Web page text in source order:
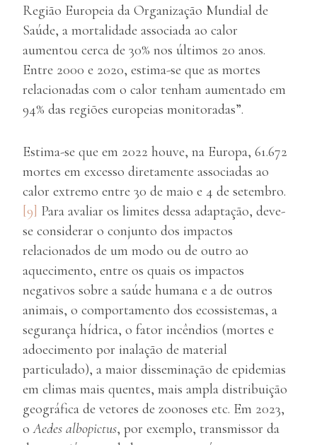
Região Europeia da Organização Mundial de
Saúde, a mortalidade associada ao calor
aumentou cerca de 30% nos últimos 20 anos.
Entre 2000 e 2020, estima-se que as mortes
relacionadas com o calor tenham aumentado em
94% das regiões europeias monitoradas”.
Estima-se que em 2022 houve, na Europa, 61.672
mortes em excesso diretamente associadas ao
calor extremo entre 30 de maio e 4 de setembro.
[9] Para avaliar os limites dessa adaptação, deve-
se considerar o conjunto dos impactos
relacionados de um modo ou de outro ao
aquecimento, entre os quais os impactos
negativos sobre a saúde humana e a de outros
animais, o comportamento dos ecossistemas, a
segurança hídrica, o fator incêndios (mortes e
adoecimento por inalação de material
particulado), a maior disseminação de epidemias
em climas mais quentes, mais ampla distribuição
geográfica de vetores de zoonoses etc. Em 2023,
oAedes albopictus, por exemplo, transmissor da